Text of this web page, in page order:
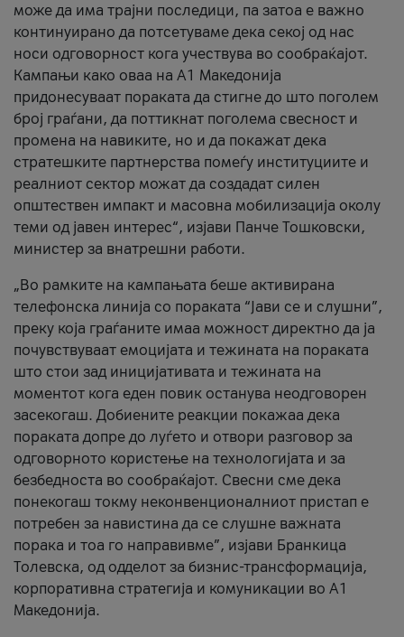
може да има трајни последици, па затоа е важно
континуирано да потсетуваме дека секој од нас
носи одговорност кога учествува во сообраќајот.
Кампањи како оваа на A1 Македонија
придонесуваат пораката да стигне до што поголем
број граѓани, да поттикнат поголема свесност и
промена на навиките, но и да покажат дека
стратешките партнерства помеѓу институциите и
реалниот сектор можат да создадат силен
општествен импакт и масовна мобилизација околу
теми од јавен интерес“, изјави Панче Тошковски,
министер за внатрешни работи.
„Во рамките на кампањата беше активирана
телефонска линија со пораката “Јави се и слушни”,
преку која граѓаните имаа можност директно да ја
почувствуваат емоцијата и тежината на пораката
што стои зад иницијативата и тежината на
моментот кога еден повик останува неодговорен
засекогаш. Добиените реакции покажаа дека
пораката допре до луѓето и отвори разговор за
одговорното користење на технологијата и за
безбедноста во сообраќајот. Свесни сме дека
понекогаш токму неконвенционалниот пристап е
потребен за навистина да се слушне важната
порака и тоа го направивме”, изјави Бранкица
Толевска, од одделот за бизнис-трансформација,
корпоративна стратегија и комуникации во А1
Македонија.